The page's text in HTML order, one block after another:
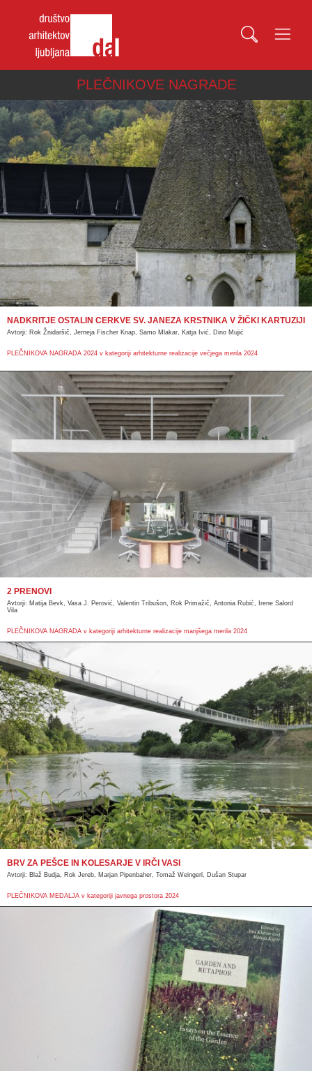
PLEČNIKOVE NAGRADE
NADKRITJE OSTALIN CERKVE SV. JANEZA KRSTNIKA V ŽIČKI KARTUZIJI
Avtorji: Rok Žnidaršič, Jerneja Fischer Knap, Samo Mlakar, Katja Ivić, Dino Mujić
PLEČNIKOVA NAGRADA 2024 v kategoriji arhitekturne realizacije večjega merila 2024
2 PRENOVI
Avtorji: Matija Bevk, Vasa J. Perović, Valentin Tribušon, Rok Primažič, Antonia Rubić, Irene Salord
Vila
PLEČNIKOVA NAGRADA v kategoriji arhitekturne realizacije manjšega merila 2024
BRV ZA PEŠCE IN KOLESARJE V IRČI VASI
Avtorji: Blaž Budja, Rok Jereb, Marjan Pipenbaher, Tomaž Weingerl, Dušan Stupar
PLEČNIKOVA MEDALJA v kategoriji javnega prostora 2024